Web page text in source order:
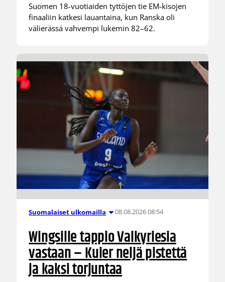
Suomen 18-vuotiaiden tyttöjen tie EM-kisojen
finaaliin katkesi lauantaina, kun Ranska oli
välierässä vahvempi lukemin 82–62.
Suomalaiset ulkomailla 08.08.2026 08:54
Wingsille tappio Valkyriesia
vastaan – Kuier neljä pistettä
ja kaksi torjuntaa